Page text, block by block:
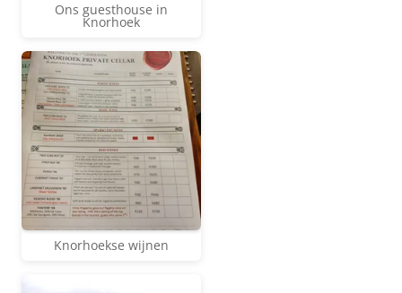
Ons guesthouse in
Knorhoek
Knorhoekse wijnen